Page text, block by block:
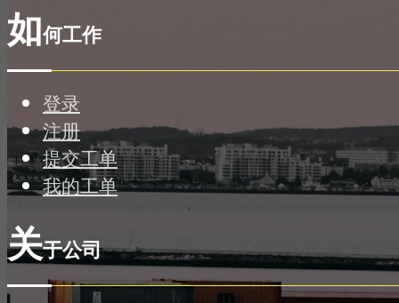
如何工作
登录
注册
提交工单
我的工单
关于公司